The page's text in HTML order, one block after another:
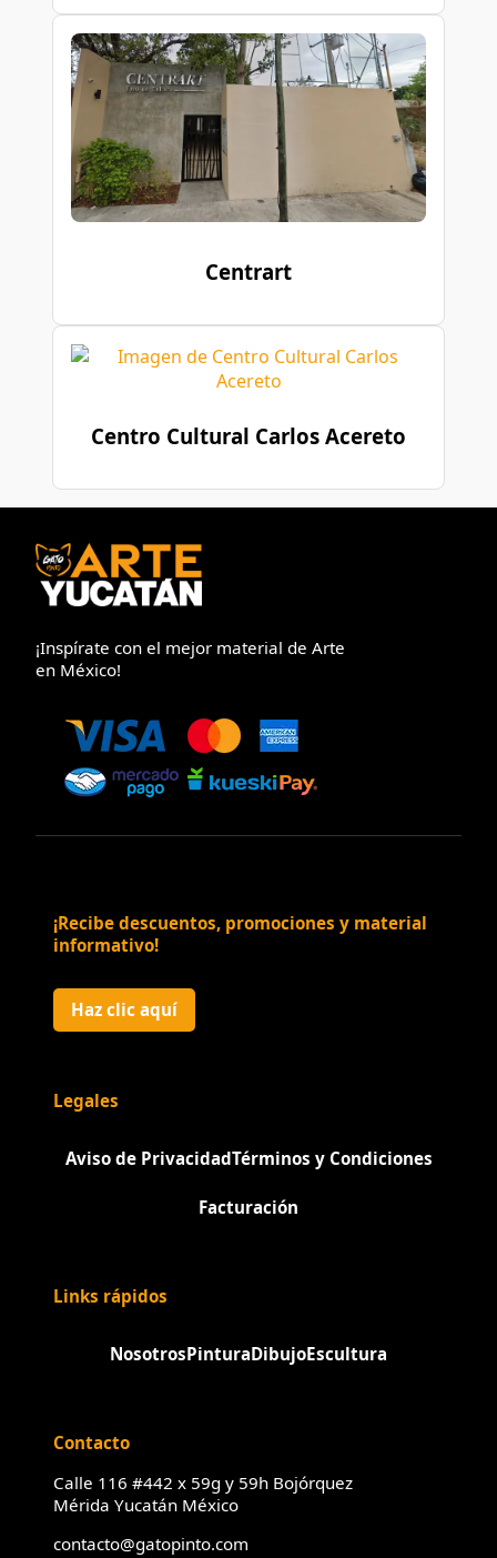
Centrart
Centro Cultural Carlos Acereto
¡Inspírate con el mejor material de Arte
en México!
¡Recibe descuentos, promociones y material
informativo!
Haz clic aquí
Legales
Aviso de PrivacidadTérminos y Condiciones
Facturación
Links rápidos
NosotrosPinturaDibujoEscultura
Contacto
Calle 116 #442 x 59g y 59h Bojórquez
Mérida Yucatán México
contacto@gatopinto.com